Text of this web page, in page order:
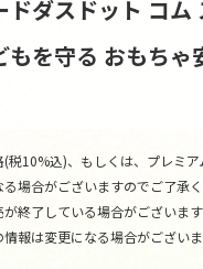
ドダスドット コム
もを守る おもちゃ
10%込)、もしくは、プレミア
場合がございますのでご了承く
終了している場合がございます
報は変更になる場合がございま